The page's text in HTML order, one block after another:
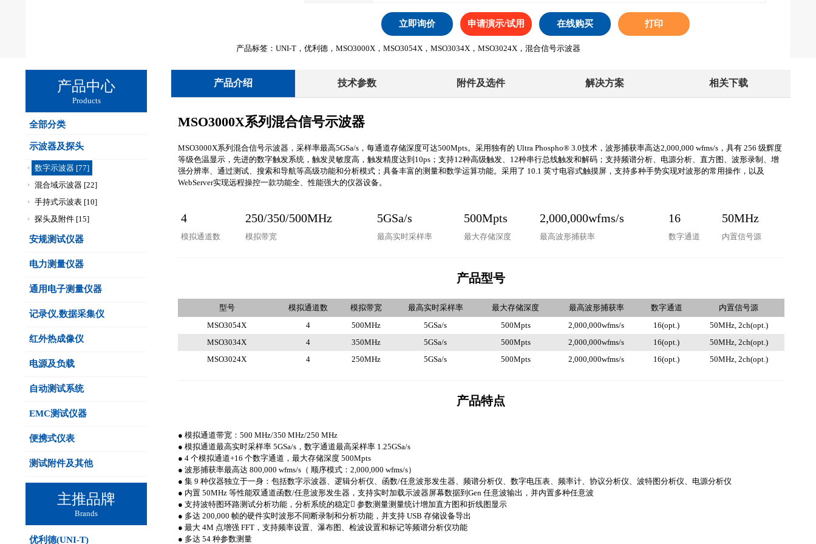
立即询价 申请演示/试用 在线购买 打印
产品标签：UNI-T，优利德，MSO3000X，MSO3054X，MSO3034X，MSO3024X，混合信号示波器
产品中心
Products
全部分类
示波器及探头
数字示波器 [77]
混合域示波器 [22]
手持式示波表 [10]
探头及附件 [15]
安规测试仪器
电力测量仪器
通用电子测量仪器
记录仪,数据采集仪
红外热成像仪
电源及负载
自动测试系统
EMC测试仪器
便携式仪表
测试附件及其他
主推品牌
Brands
优利德(UNI-T)
产品介绍 技术参数 附件及选件 解决方案 相关下载
MSO3000X系列混合信号示波器
MSO3000X系列混合信号示波器，采样率最高5GSa/s，每通道存储深度可达500Mpts。采用独有的 Ultra Phospho® 3.0技术，波形捕获率高达2,000,000 wfms/s，具有 256 级辉度
等级色温显示，先进的数字触发系统，触发灵敏度高，触发精度达到10ps；支持12种高级触发、12种串行总线触发和解码；支持频谱分析、电源分析、直方图、波形录制、增
强分辨率、通过测试、搜索和导航等高级功能和分析模式；具备丰富的测量和数学运算功能。采用了 10.1 英寸电容式触摸屏，支持多种手势实现对波形的常用操作，以及
WebServer实现远程操控一款功能全、性能强大的仪器设备。
4 250/350/500MHz 5GSa/s 500Mpts 2,000,000wfms/s 16 50MHz
模拟通道数 模拟带宽 最高实时采样率 最大存储深度 最高波形捕获率 数字通道 内置信号源
产品型号
型号 模拟通道数 模拟带宽 最高实时采样率 最大存储深度 最高波形捕获率 数字通道
内置信号源
MSO3054X
4 500MHz 5GSa/s 500Mpts 2,000,000wfms/s 16(opt.)
50MHz, 2ch(opt.)
MSO3034X
4 350MHz 5GSa/s 500Mpts 2,000,000wfms/s 16(opt.)
50MHz, 2ch(opt.)
MSO3024X
4 250MHz 5GSa/s 500Mpts 2,000,000wfms/s 16(opt.) 50MHz, 2ch(opt.)
产品特点
● 模拟通道带宽：500 MHz/350 MHz/250 MHz
● 模拟通道最高实时采样率 5GSa/s，数字通道最高采样率 1.25GSa/s
● 4 个模拟通道+16 个数字通道，最大存储深度 500Mpts
● 波形捕获率最高达 800,000 wfms/s（ 顺序模式：2,000,000 wfms/s）
● 集 9 种仪器独立于一身：包括数字示波器、逻辑分析仪、函数/任意波形发生器、频谱分析仪、数字电压表、频率计、协议分析仪、波特图分析仪、电源分析仪
● 内置 50MHz 等性能双通道函数/任意波形发生器，支持实时加载示波器屏幕数据到Gen 任意波输出，并内置多种任意波
● 支持波特图环路测试分析功能，分析系统的稳定 参数测量测量统计增加直方图和折线图显示
● 多达 200,000 帧的硬件实时波形不间断录制和分析功能，并支持 USB 存储设备导出
● 最大 4M 点增强 FFT，支持频率设置、瀑布图、检波设置和标记等频谱分析仪功能
● 多达 54 种参数测量